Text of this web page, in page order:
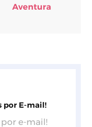
Aventura
por E-mail!
e-mail!